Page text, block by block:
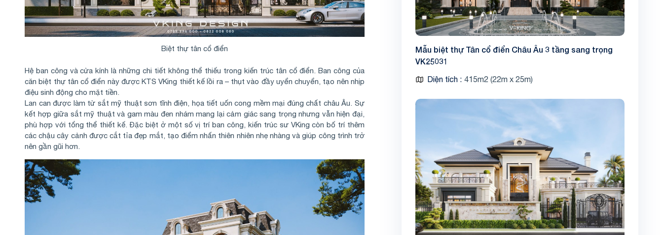
Share
Biệt thự tân cổ điển
Hệ ban công và cửa kính là những chi tiết không thể thiếu trong kiến trúc tân cổ điển. Ban công của
căn biệt thự tân cổ điển này được KTS VKing thiết kế lồi ra – thụt vào đầy uyển chuyển, tạo nên nhịp
điệu sinh động cho mặt tiền.
Lan can được làm từ sắt mỹ thuật sơn tĩnh điện, họa tiết uốn cong mềm mại đúng chất châu Âu. Sự
kết hợp giữa sắt mỹ thuật và gam màu đen nhám mang lại cảm giác sang trọng nhưng vẫn hiện đại,
phù hợp với tổng thể thiết kế. Đặc biệt ở một số vị trí ban công, kiến trúc sư VKing còn bố trí thêm
các chậu cây cảnh được cắt tỉa đẹp mắt, tạo điểm nhấn thiên nhiên nhẹ nhàng và giúp công trình trở
nên gần gũi hơn.
Mẫu biệt thự Tân cổ điển Châu Âu 3 tầng sang trọng
VK25031
Diện tích 415m2 (22m x 25m)